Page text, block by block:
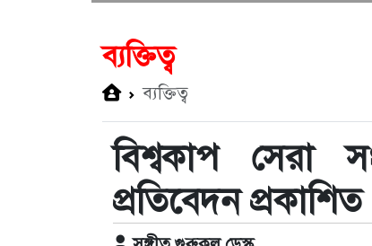
ব্যক্তিত্ব
ব্যক্তিত্ব
বিশ্বকাপ সেরা
প্রতিবেদন প্রকাশিত